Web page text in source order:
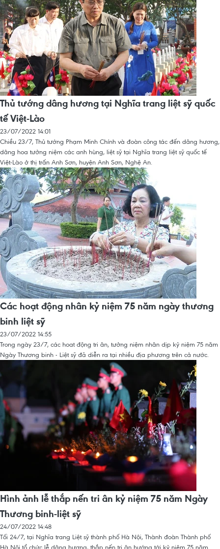
Thủ tướng dâng hương tại Nghĩa trang liệt sỹ quốc
tế Việt-Lào
23/07/2022 14:01
Chiều 23/7, Thủ tướng Phạm Minh Chính và đoàn công tác đến dâng hương,
dâng hoa tưởng niệm các anh hùng, liệt sỹ tại Nghĩa trang liệt sỹ quốc tế
Việt-Lào ở thị trấn Anh Sơn, huyện Anh Sơn, Nghệ An.
Các hoạt động nhân kỷ niệm 75 năm ngày thương
binh liệt sỹ
23/07/2022 14:55
Trong ngày 23/7, các hoat động tri ân, tưởng niệm nhân dịp kỷ niệm 75 năm
Ngày Thương binh - Liệt sỹ đã diễn ra tại nhiều địa phương trên cả nước.
Hình ảnh lễ thắp nến tri ân kỷ niệm 75 năm Ngày
Thương binh-liệt sỹ
24/07/2022 14:48
Tối 24/7, tại Nghĩa trang Liệt sỹ thành phố Hà Nội, Thành đoàn Thành phố
Hà Nội tổ chức lễ dâng hương, thắp nến tri ân hướng tới kỷ niệm 75 năm